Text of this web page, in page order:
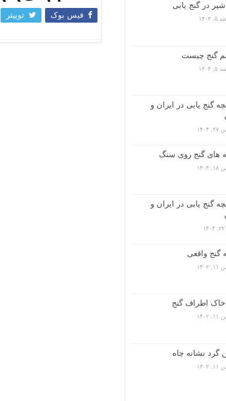
فیس بوک توییتر
شیر در گنج یابی
۱۴۰۴
گنج چیست
۱۴۰۴
گنج‌ یابی در ایران و
های گنج روی سنگ
گنج‌ یابی در ایران و
گنج واقعی
اطراف گنج
گرد نشانه چاه